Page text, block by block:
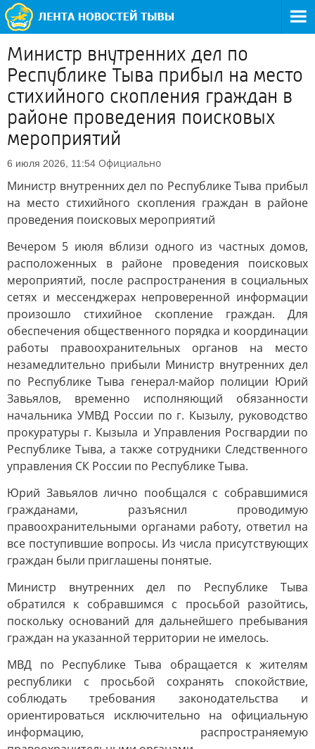
Министр внутренних дел по
Республике Тыва прибыл на место
стихийного скопления граждан в
районе проведения поисковых
мероприятий
6 июля 2026, 11:54 Официально
Министр внутренних дел по Республике Тыва прибыл
на место стихийного скопления граждан в районе
проведения поисковых мероприятий
Вечером 5 июля вблизи одного из частных домов,
расположенных в районе проведения поисковых
мероприятий, после распространения в социальных
сетях и мессенджерах непроверенной информации
произошло стихийное скопление граждан. Для
обеспечения общественного порядка и координации
работы правоохранительных органов на место
незамедлительно прибыли Министр внутренних дел
по Республике Тыва генерал-майор полиции Юрий
Завьялов, временно исполняющий обязанности
начальника УМВД России по г. Кызылу, руководство
прокуратуры г. Кызыла и Управления Росгвардии по
Республике Тыва, а также сотрудники Следственного
управления СК России по Республике Тыва.
Юрий Завьялов лично пообщался с собравшимися
гражданами, разъяснил проводимую
правоохранительными органами работу, ответил на
все поступившие вопросы. Из числа присутствующих
граждан были приглашены понятые.
Министр внутренних дел по Республике Тыва
обратился к собравшимся с просьбой разойтись,
поскольку оснований для дальнейшего пребывания
граждан на указанной территории не имелось.
МВД по Республике Тыва обращается к жителям
республики с просьбой сохранять спокойствие,
соблюдать требования законодательства и
ориентироваться исключительно на официальную
информацию, распространяемую